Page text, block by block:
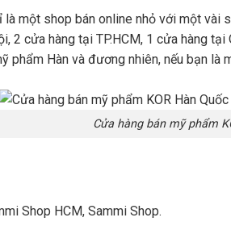
một shop bán online nhỏ với một vài
2 cửa hàng tại TP.HCM, 1 cửa hàng
phẩm Hàn và đương nhiên, nếu bạn là
Cửa hàng bán mỹ phẩm
Shop HCM, Sammi Shop.